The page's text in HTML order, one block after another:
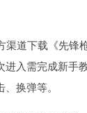
渠道下载《先锋
进入需完成新手
换弹等。